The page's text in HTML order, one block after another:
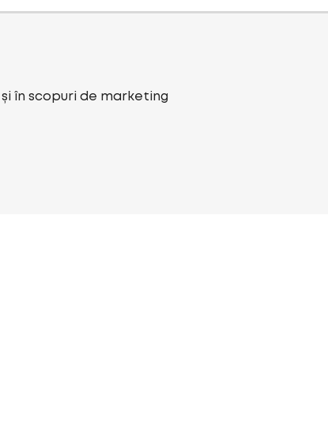
în scopuri de marketing